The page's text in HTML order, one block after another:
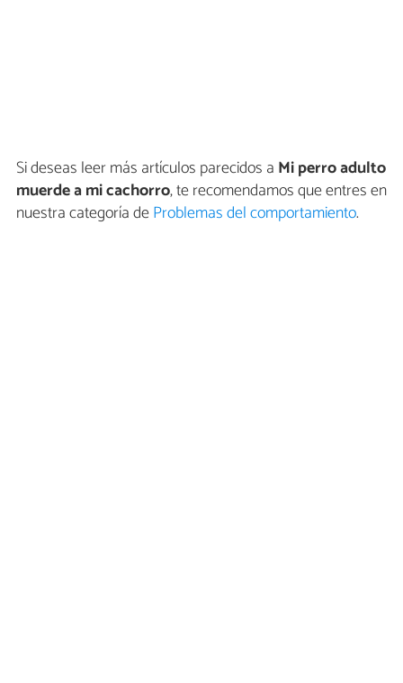
Si deseas leer más artículos parecidos a Mi perro adulto
muerde a mi cachorro, te recomendamos que entres en
nuestra categoría deProblemas del comportamiento.